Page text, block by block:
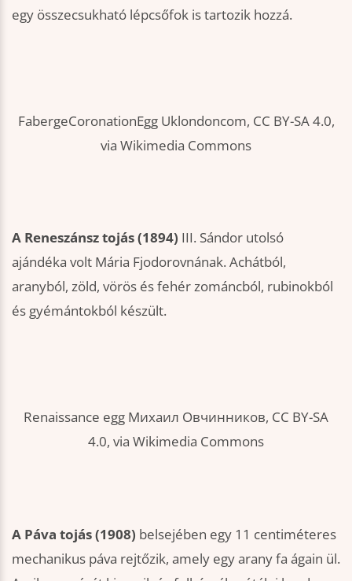
egy összecsukható lépcsőfok is tartozik hozzá.
FabergeCoronationEgg Uklondoncom, CC BY-SA 4.0,
via Wikimedia Commons
A Reneszánsz tojás (1894) III. Sándor utolsó
ajándéka volt Mária Fjodorovnának. Achátból,
aranyból, zöld, vörös és fehér zománcból, rubinokból
és gyémántokból készült.
Renaissance egg Михаил Овчинников, CC BY-SA
4.0, via Wikimedia Commons
A Páva tojás (1908) belsejében egy 11 centiméteres
mechanikus páva rejtőzik, amely egy arany fa ágain ül.